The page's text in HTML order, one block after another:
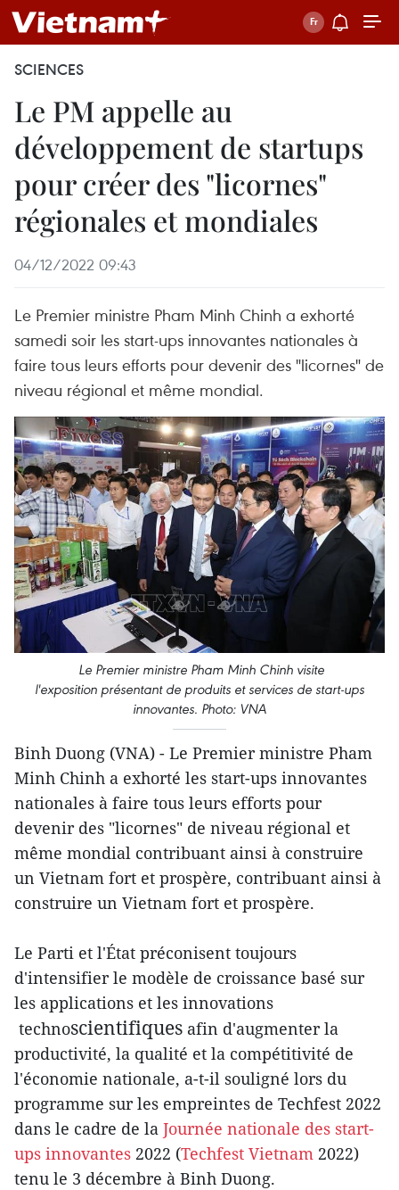
SCIENCES
Le PM appelle au
développement de startups
pour créer des "licornes"
régionales et mondiales
04/12/2022 09:43
Le Premier ministre Pham Minh Chinh a exhorté
samedi soir les start-ups innovantes nationales à
faire tous leurs efforts pour devenir des "licornes" de
niveau régional et même mondial.
Le Premier ministre Pham Minh Chinh visite
l'exposition présentant de produits et services de start-ups
innovantes. Photo: VNA
Binh Duong (VNA) - Le Premier ministre Pham
Minh Chinh a exhorté les start-ups innovantes
nationales à faire tous leurs efforts pour
devenir des "licornes" de niveau régional et
même mondial contribuant ainsi à construire
un Vietnam fort et prospère, contribuant ainsi à
construire un Vietnam fort et prospère.
Le Parti et l'État préconisent toujours
d'intensifier le modèle de croissance basé sur
les applications et les innovations
technoscientifiques afin d'augmenter la
productivité, la qualité et la compétitivité de
l'économie nationale, a-t-il souligné lors du
programme sur les empreintes de Techfest 2022
dans le cadre de la Journée nationale des start-
ups innovantes 2022 (Techfest Vietnam 2022)
tenu le 3 décembre à Binh Duong.